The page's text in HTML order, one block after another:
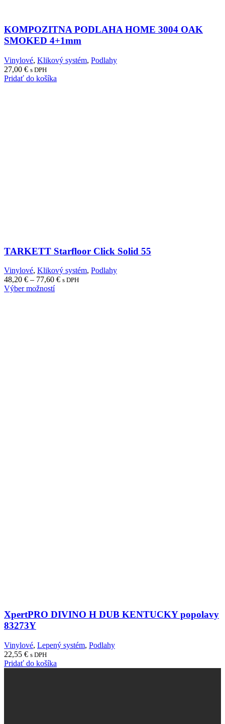
KOMPOZITNA PODLAHA HOME 3004 OAK
SMOKED 4+1mm
Vinylové, Klikový systém, Podlahy
27,00 € s DPH
Pridať do košíka
TARKETT Starfloor Click Solid 55
Vinylové, Klikový systém, Podlahy
48,20 € – 77,60 €Price
s DPH
Výber možností
XpertPRO DIVINO H DUB KENTUCKY popolavy
83273Y
Vinylové, Lepený systém, Podlahy
22,55 € s DPH
Pridať do košíka